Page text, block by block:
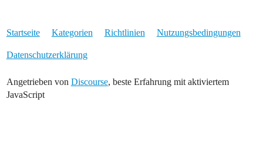
Startseite Kategorien Richtlinien Nutzungsbedingungen
Datenschutzerklärung
Angetrieben von Discourse, beste Erfahrung mit aktiviertem
JavaScript